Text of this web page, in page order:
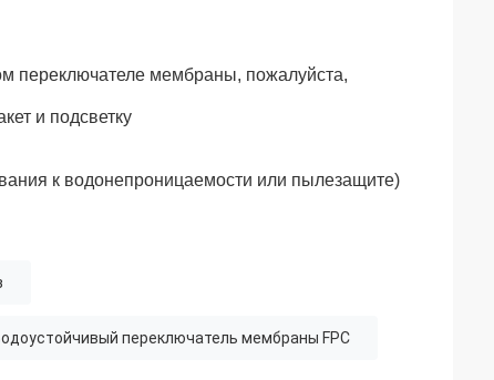
переключателе мембраны, пожалуйста,
и подсветку
к водонепроницаемости или пылезащите)
переключатель мембраны FPC